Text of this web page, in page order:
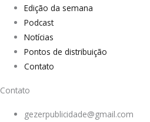
Edição da semana
Podcast
Notícias
Pontos de distribuição
Contato
Contato
gezerpublicidade@gmail.com